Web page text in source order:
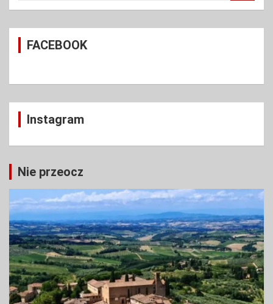
c
FACEBOOK
Instagram
Nie przeocz